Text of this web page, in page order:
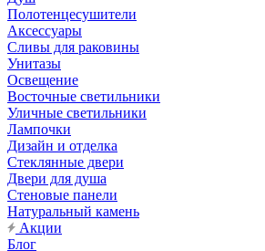
Полотенцесушители
Аксессуары
Сливы для раковины
Унитазы
Освещение
Восточные светильники
Уличные светильники
Лампочки
Дизайн и отделка
Стеклянные двери
Двери для душа
Стеновые панели
Натуральный камень
Акции
Блог